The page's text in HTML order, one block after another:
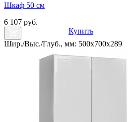
Шкаф 50 см
6 107 руб.
Купить
Шир./Выс./Глуб., мм: 500x700x289